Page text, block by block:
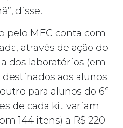
disse.
pelo MEC conta com
através de ação do
dos laboratórios (em
aos alunos
outro para alunos do 6º
de cada kit variam
144 itens) a R$ 220